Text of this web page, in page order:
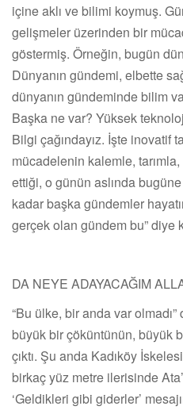
içine aklı ve bilimi koymuş.
gelişmeler üzerinden bir
göstermiş. Örneğin, bugün
Dünyanın gündemi, elbette
dünyanın gündeminde bilim
Başka ne var? Yüksek
Bilgi çağındayız. İşte inovatif
mücadelenin kalemle,
ettiği, o günün aslında
kadar başka gündemler
gerçek olan gündem bu” diye
DA NEYE ADAYACAĞIM
“Bu ülke, bir anda var
büyük bir çöküntünün, büyük
çıktı. Şu anda Kadıköy
birkaç yüz metre ilerisinde
‘Geldikleri gibi giderler’